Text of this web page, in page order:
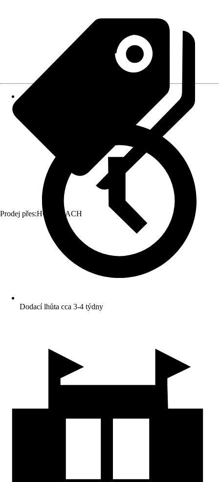
Prodej přes:HORNBACH
Dodací lhůta cca 3-4 týdny